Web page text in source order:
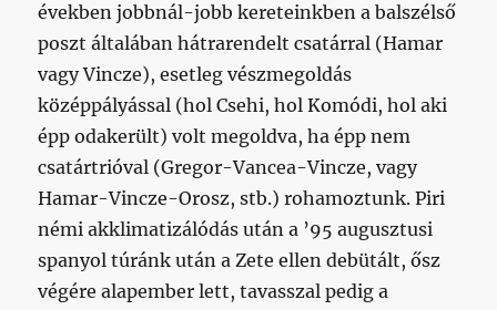
években jobbnál-jobb kereteinkben a balszélső
poszt általában hátrarendelt csatárral (Hamar
vagy Vincze), esetleg vészmegoldás
középpályással (hol Csehi, hol Komódi, hol aki
épp odakerült) volt megoldva, ha épp nem
csatártrióval (Gregor-Vancea-Vincze, vagy
Hamar-Vincze-Orosz, stb.) rohamoztunk. Piri
némi akklimatizálódás után a ’95 augusztusi
spanyol túránk után a Zete ellen debütált, ősz
végére alapember lett, tavasszal pedig a